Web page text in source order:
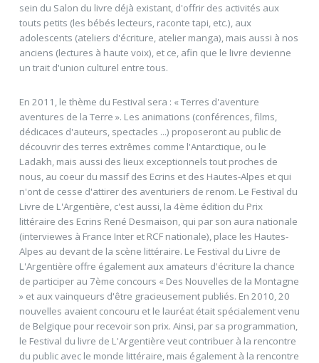
sein du Salon du livre déjà existant, d'offrir des activités aux
touts petits (les bébés lecteurs, raconte tapi, etc.), aux
adolescents (ateliers d'écriture, atelier manga), mais aussi à nos
anciens (lectures à haute voix), et ce, afin que le livre devienne
un trait d'union culturel entre tous.
En 2011, le thème du Festival sera : « Terres d'aventure 
aventures de la Terre ». Les animations (conférences, films,
dédicaces d'auteurs, spectacles ...) proposeront au public de
découvrir des terres extrêmes comme l'Antarctique, ou le
Ladakh, mais aussi des lieux exceptionnels tout proches de
nous, au coeur du massif des Ecrins et des Hautes-Alpes et qui
n'ont de cesse d'attirer des aventuriers de renom. Le Festival du
Livre de L'Argentière, c'est aussi, la 4ème édition du Prix
littéraire des Ecrins René Desmaison, qui par son aura nationale
(interviewes à France Inter et RCF nationale), place les Hautes-
Alpes au devant de la scène littéraire. Le Festival du Livre de
L'Argentière offre également aux amateurs d'écriture la chance
de participer au 7ème concours « Des Nouvelles de la Montagne
» et aux vainqueurs d'être gracieusement publiés. En 2010, 20
nouvelles avaient concouru et le lauréat était spécialement venu
de Belgique pour recevoir son prix. Ainsi, par sa programmation,
le Festival du livre de L'Argentière veut contribuer à la rencontre
du public avec le monde littéraire, mais également à la rencontre